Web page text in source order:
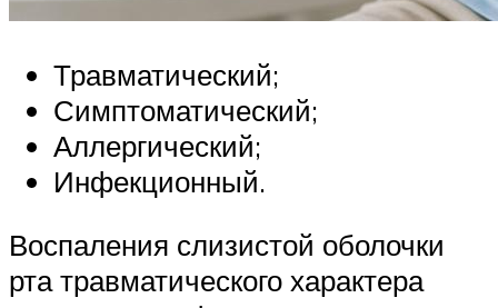
Травматический;
Симптоматический;
Аллергический;
Инфекционный.
Воспаления слизистой оболочки
рта травматического характера